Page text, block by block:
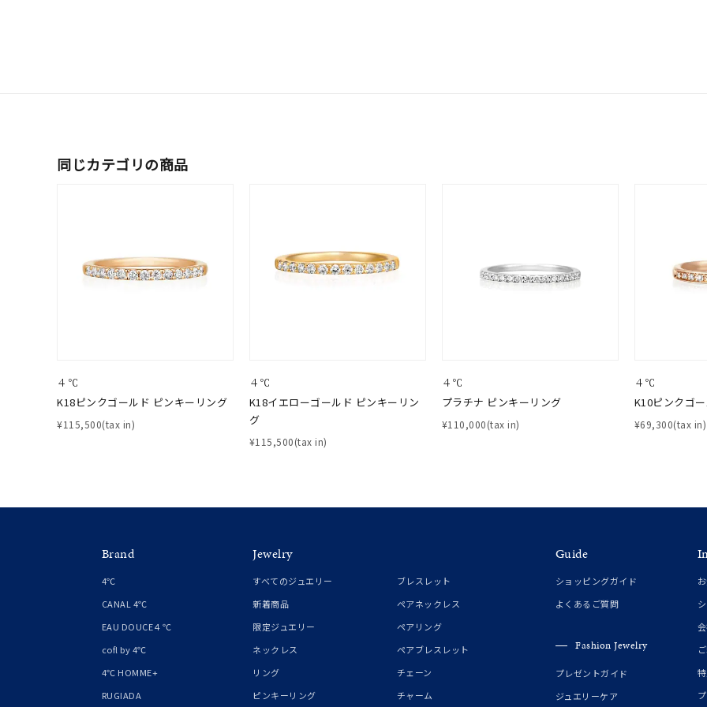
同じカテゴリの商品
４℃
K18ピンクゴールド ピンキーリング
¥115,500(tax in)
４℃
K18イエローゴールド ピンキーリン
グ
¥115,500(tax in)
４℃
プラチナ ピンキーリング
¥110,000(tax in)
４℃
K10ピンクゴ
¥69,300(tax in)
Brand
4℃
CANAL 4℃
EAU DOUCE４℃
cofl by 4℃
4℃ HOMME+
RUGIADA
Jewelry
すべてのジュエリー
新着商品
限定ジュエリー
ネックレス
リング
ピンキーリング
ブレスレット
ペアネックレス
ペアリング
ペアブレスレット
チェーン
チャーム
Guide
ショッピングガイド
よくあるご質問
Fashion Jewelry
プレゼントガイド
ジュエリーケア